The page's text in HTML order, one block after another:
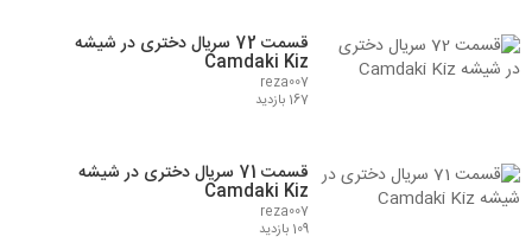
قسمت 72 سریال دختری در شیشه
Camdaki Kiz
reza007
167 بازدید
قسمت 71 سریال دختری در شیشه
Camdaki Kiz
reza007
109 بازدید